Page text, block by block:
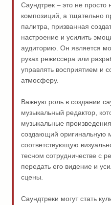
Саундтрек – это не просто
композиций, а тщательно
палитра, призванная
настроение и усилить
аудиторию. Он является
руках режиссера или
управлять восприятием и
атмосферу.
Важную роль в создании
музыкальный редактор,
музыкальные
создающий оригинальную
соответствующую
тесном сотрудничестве с
передать его видение и
сцены.
Саундтреки могут стать